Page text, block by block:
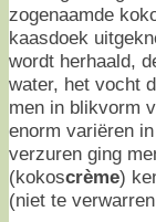
zogenaamde
kaasdoek
wordt herhaald,
water, het vocht
men in blikvorm
enorm variëren
verzuren ging
(kokoscrème)
(niet te